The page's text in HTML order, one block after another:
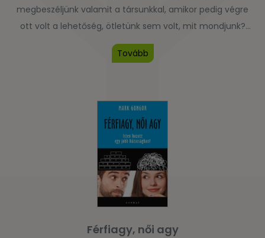
megbeszéljünk valamit a társunkkal, amikor pedig végre
ott volt a lehetőség, ötletünk sem volt, mit mondjunk?
Mihalec Gábor közismert pár-és családterapeuta
könyvében 52 rövid gondolatébresztővel segít átlendülni
házaspáros beszélgetésekhez. Mivel a fejezetek nem […]
Tovább
Férfiagy, női agy